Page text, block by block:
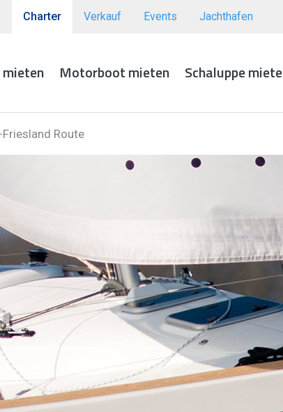
Charter Verkauf Events Jachthafen
Motorboot mieten Schaluppe
Route